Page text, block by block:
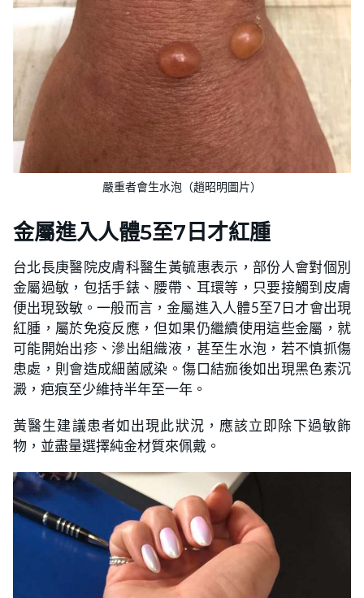
嚴重者會生水泡（趙昭明圖片）
金屬進入人體5至7日才紅腫
台北長庚醫院皮膚科醫生黃毓惠表示，部份人會對個別
金屬過敏，包括手錶、腰帶、耳環等，只要接觸到皮膚
便出現致敏。一般而言，金屬進入人體5至7日才會出現
紅腫，屬於免疫反應，但如果仍繼續使用這些金屬，就
可能開始出疹、滲出組織液，甚至生水泡，若不慎抓傷
患處，則會造成細菌感染。傷口結痂後如出現黑色素沉
澱，疤痕至少維持半年至一年。
黃醫生建議患者如出現此狀況，應該立即除下過敏飾
物，並盡量選擇純金材質來佩戴。